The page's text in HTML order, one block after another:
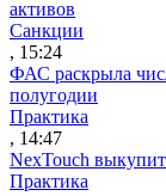
активов
Санкции
, 15:24
ФАС раскрыла
полугодии
Практика
, 14:47
NexTouch
Практика